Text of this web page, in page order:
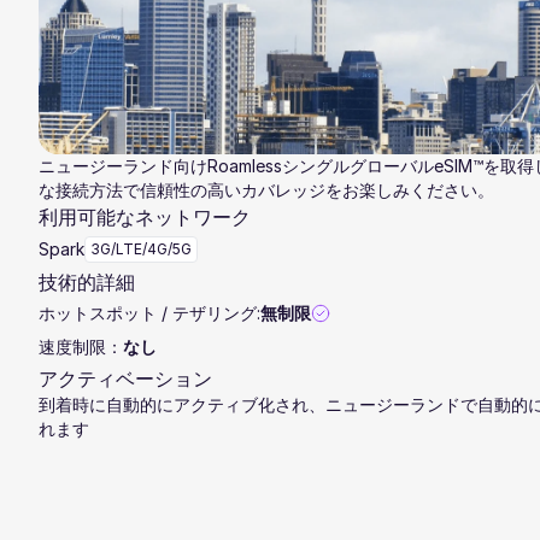
ニュージーランド向けRoamlessシングルグローバルeSIM™を取得
な接続方法で信頼性の高いカバレッジをお楽しみください。
利用可能なネットワーク
Spark 3G/LTE/4G/5G
技術的詳細
ホットスポット / テザリング:無制限
速度制限： なし
アクティベーション
到着時に自動的にアクティブ化され、ニュージーランドで自動的
れます